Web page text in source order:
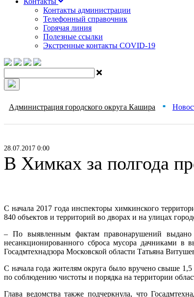
Контакты администрации
Телефонный справочник
Горячая линия
Полезные ссылки
Экстренные контакты COVID-19
Администрация городского округа Кашира ■
28.07.2017 0:00
В Химках за полгода
С начала 2017 года инспекторы химкинского
840 объектов и территорий во дворах и на улицах
– По выявленным фактам правонарушений выдано
несанкционированного сброса мусора дачниками в
Госадмтехнадзора Московской области Татьяна
С начала года жителям округа было вручено свыше 1,5
по соблюдению чистоты и порядка на территории
Глава ведомства также подчеркнула, что